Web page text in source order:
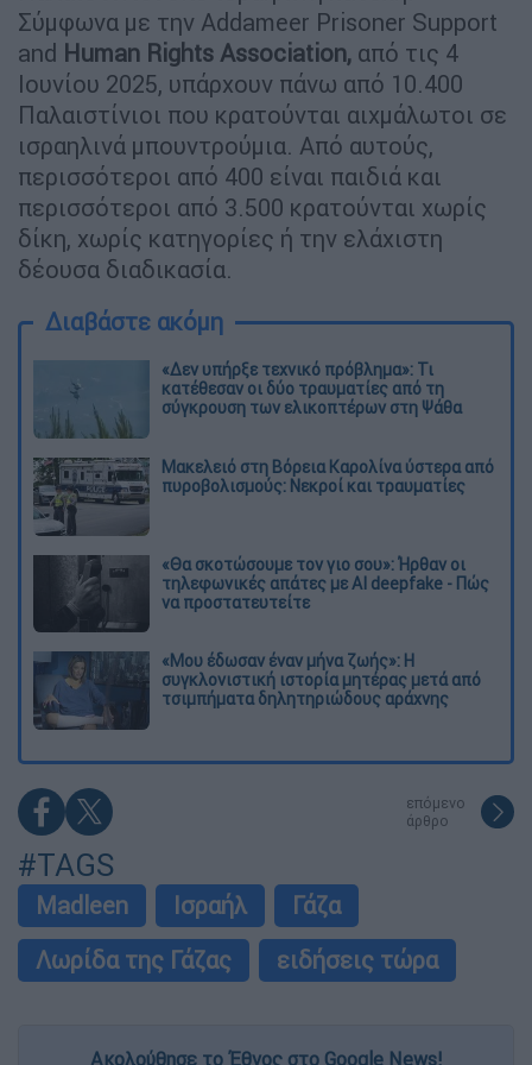
Σύμφωνα με την Addameer Prisoner Support
and Human Rights Association, από τις 4
Ιουνίου 2025, υπάρχουν πάνω από 10.400
Παλαιστίνιοι που κρατούνται αιχμάλωτοι σε
ισραηλινά μπουντρούμια. Από αυτούς,
περισσότεροι από 400 είναι παιδιά και
περισσότεροι από 3.500 κρατούνται χωρίς
δίκη, χωρίς κατηγορίες ή την ελάχιστη
δέουσα διαδικασία.
Διαβάστε ακόμη
«Δεν υπήρξε τεχνικό πρόβλημα»: Τι
κατέθεσαν οι δύο τραυματίες από τη
σύγκρουση των ελικοπτέρων στη Ψάθα
Μακελειό στη Βόρεια Καρολίνα ύστερα από
πυροβολισμούς: Νεκροί και τραυματίες
«Θα σκοτώσουμε τον γιο σου»: Ήρθαν οι
τηλεφωνικές απάτες με AI deepfake - Πώς
να προστατευτείτε
«Μου έδωσαν έναν μήνα ζωής»: Η
συγκλονιστική ιστορία μητέρας μετά από
τσιμπήματα δηλητηριώδους αράχνης
επόμενο
άρθρο
#TAGS
Madleen Ισραήλ
Γάζα
Λωρίδα της Γάζας
ειδήσεις τώρα
Ακολούθησε το Έθνος στο Google News!